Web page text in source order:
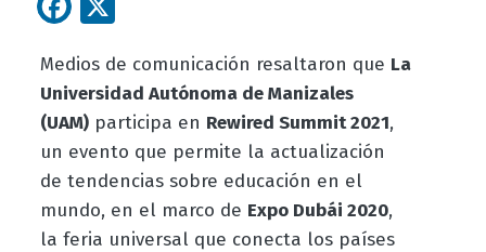
Medios de comunicación resaltaron que La
Universidad Autónoma de Manizales
(UAM)participa en Rewired Summit 2021,
un evento que permite la actualización
de tendencias sobre educación en el
mundo, en el marco de Expo Dubái 2020,
la feria universal que conecta los países